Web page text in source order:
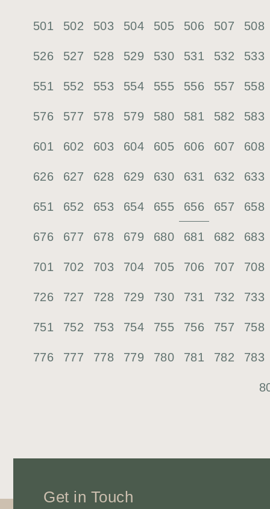
501 502 503 504 505 506 507 508
526 527 528 529 530 531 532 533
551 552 553 554 555 556 557 558
576 577 578 579 580 581 582 583
601 602 603 604 605 606 607 608
626 627 628 629 630 631 632 633
651 652 653 654 655 656 657 658
676 677 678 679 680 681 682 683
701 702 703 704 705 706 707 708
726 727 728 729 730 731 732 733
751 752 753 754 755 756 757 758
776 777 778 779 780 781 782 783
Get in Touch